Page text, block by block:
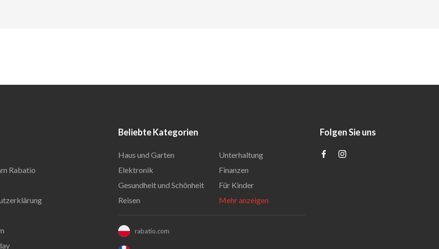
Rabatio
Beliebte Kategorien
Haus und Garten
Elektronik
Gesundheit und Schönheit
Reisen
Unterhaltung
Finanzen
Für Kinder
Mehr anzeigen
rabatio.com
Folgen Sie uns